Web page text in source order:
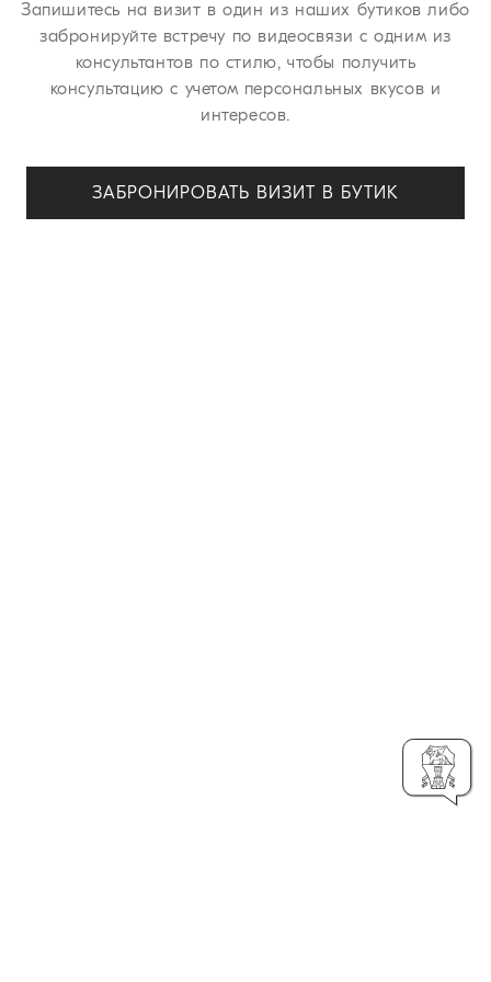
Запишитесь на визит в один из наших бутиков либо
забронируйте встречу по видеосвязи с одним из
консультантов по стилю, чтобы получить
консультацию с учетом персональных вкусов и
интересов.
ЗАБРОНИРОВАТЬ ВИЗИТ В БУТИК